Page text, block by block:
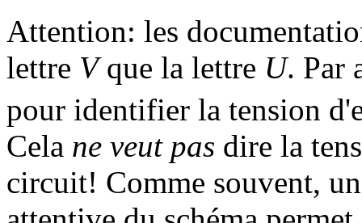
Attention: les
lettre Vque la lettre U. Par
pour identifier la tension
Cela ne veut pas dire la
circuit! Comme souvent,